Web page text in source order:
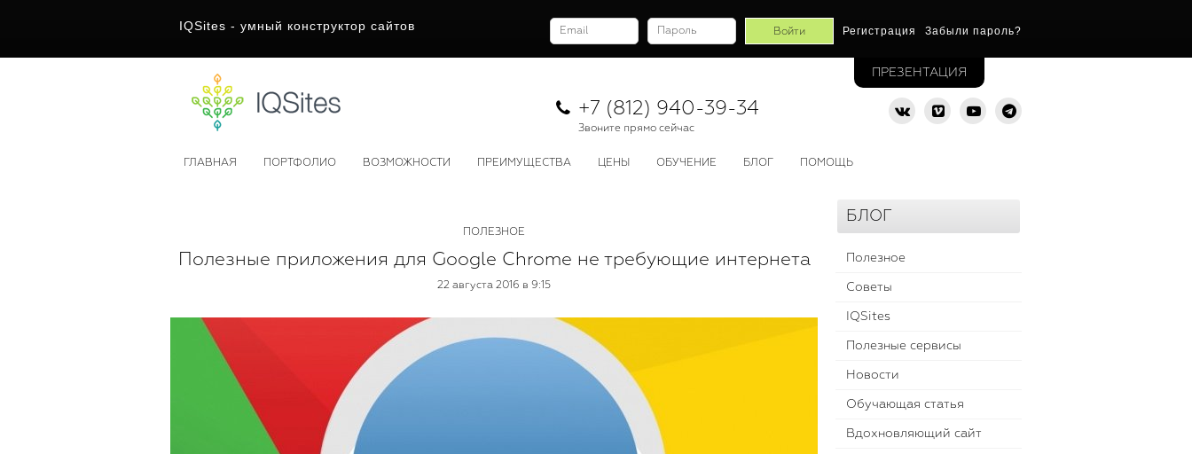
Регистрация Забыли пароль?
IQSites - умный конструктор сайтов
+7 (812) 940-39-34
Звоните прямо сейчас
ПРЕЗЕНТАЦИЯ
ГЛАВНАЯ ПОРТФОЛИО ВОЗМОЖНОСТИ ПРЕИМУЩЕСТВА ЦЕНЫ ОБУЧЕНИЕ БЛОГ ПОМОЩЬ
БЛОГ
Полезное
Советы
IQSites
Полезные сервисы
Новости
Обучающая статья
Вдохновляющий сайт
ПОЛЕЗНОЕ
Полезные приложения для Google Chrome не требующие интернета
22 августа 2016 в 9:15